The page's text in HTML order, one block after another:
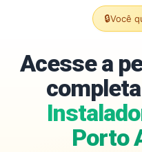
🔒Você
Acesse a
Porto